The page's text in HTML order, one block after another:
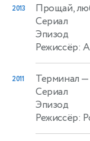
2013 Прощай,
Сериал
Эпизод
Режиссёр:
2011 Терминал —
Сериал
Эпизод
Режиссёр: